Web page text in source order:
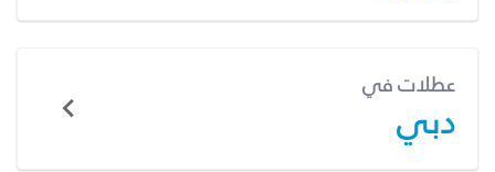
عطلات في
دبي